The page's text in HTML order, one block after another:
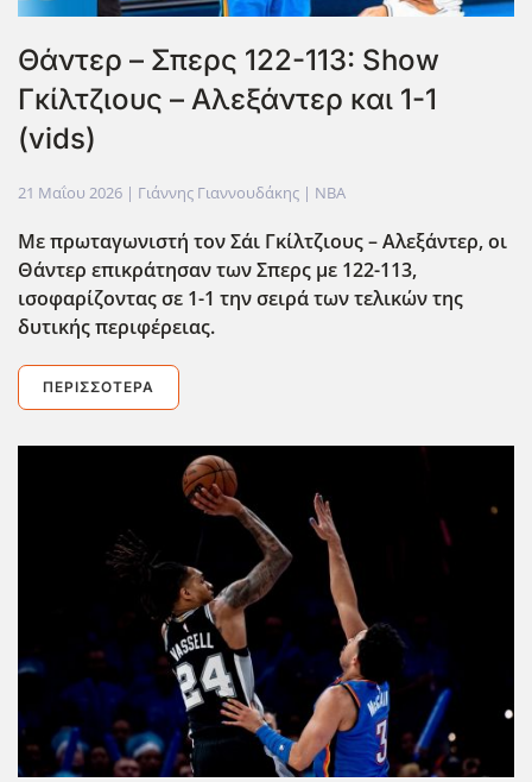
Θάντερ – Σπερς 122-113: Show
Γκίλτζιους – Αλεξάντερ και 1-1
(vids)
21 Μαΐου 2026 | Γιάννης Γιαννουδάκης | NBA
Με πρωταγωνιστή τον Σάι Γκίλτζιους – Αλεξάντερ, οι
Θάντερ επικράτησαν των Σπερς με 122-113,
ισοφαρίζοντας σε 1-1 την σειρά των τελικών της
δυτικής περιφέρειας.
ΠΕΡΙΣΣΌΤΕΡΑ